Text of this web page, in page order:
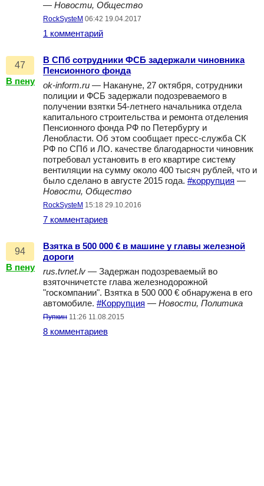
— Новости, Общество
RockSysteM 06:42 19.04.2017
1 комментарий
47
В пену
В СПб сотрудники ФСБ задержали чиновника
Пенсионного фонда
ok-inform.ru — Накануне, 27 октября, сотрудники
полиции и ФСБ задержали подозреваемого в
получении взятки 54-летнего начальника отдела
капитального строительства и ремонта отделения
Пенсионного фонда РФ по Петербургу и
Ленобласти. Об этом сообщает пресс-служба СК
РФ по СПб и ЛО. качестве благодарности чиновник
потребовал установить в его квартире систему
вентиляции на сумму около 400 тысяч рублей, что и
было сделано в августе 2015 года. #коррупция —
Новости, Общество
RockSysteM 15:18 29.10.2016
7 комментариев
94
В пену
Взятка в 500 000 € в машине у главы железной
дороги
rus.tvnet.lv — Задержан подозреваемый во
взяточничетсте глава железнодорожной
"госкомпании". Взятка в 500 000 € обнаружена в его
автомобиле. #Коррупция — Новости, Политика
Пупкин 11:26 11.08.2015
8 комментариев